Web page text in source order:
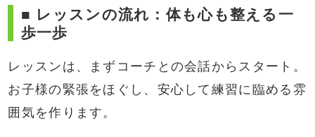
■ レッスンの流れ：体も心も整える一
歩一歩
レッスンは、まずコーチとの会話からスタート。
お子様の緊張をほぐし、安心して練習に臨める雰
囲気を作ります。